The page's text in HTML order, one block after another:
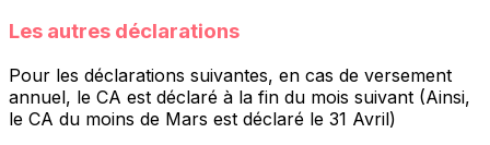
Les autres déclarations
Pour les déclarations suivantes, en cas de versement
annuel, le CA est déclaré à la fin du mois suivant (Ainsi,
le CA du moins de Mars est déclaré le 31 Avril)